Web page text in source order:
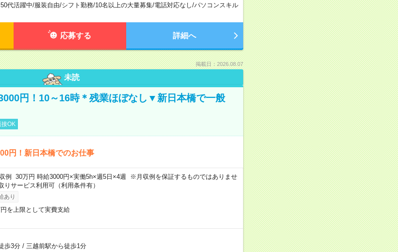
代活躍中/服装自由/シフト勤務/10名以上の大量募集/電話対応なし/パソコンスキル
応募する 詳細へ
掲載日：2026.08.07
未読
円！10～16時＊残業ほぼなし▼新日本橋で一般
OK
円！新日本橋でのお仕事
例 30万円 時給3000円×実働5h×週5日×4週 ※月収例を保証するものではありませ
サービス利用可（利用条件有）
あり
を上限として実費支給
歩3分/ 三越前駅から徒歩1分